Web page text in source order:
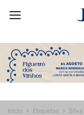
Início Etiquetas Silva